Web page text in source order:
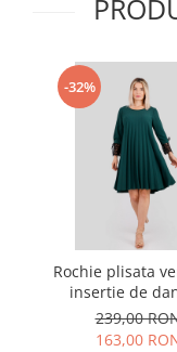
-32%
Rochie plisata
insertie de
239,00
163,00